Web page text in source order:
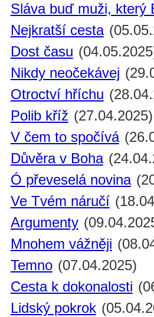
Sláva buď muži, který
Nejkratší cesta
Dost času
Nikdy neočekávej
Otroctví hříchu
Polib kříž (27.04.2025)
V čem to spočívá
Důvěra v Boha
Ó převeselá novina
Ve Tvém náručí
Argumenty
Mnohem vážněji
Temno (07.04.2025)
Cesta k dokonalosti
Lidský pokrok